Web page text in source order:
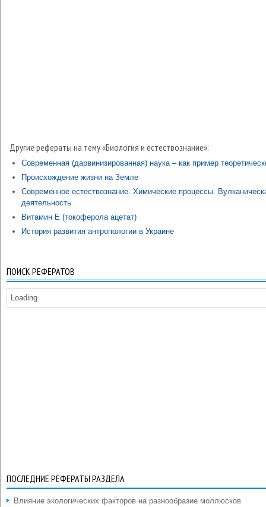
Другие рефераты на тему «Биология и естествознание»:
Современная (дарвинизированная) наука – как пример
Происхождение жизни на Земле
Современное естествознание. Химические процессы.
деятельность
Витамин E (токоферола ацетат)
История развития антропологии в Украине
ПОИСК РЕФЕРАТОВ
Loading
ПОСЛЕДНИЕ РЕФЕРАТЫ РАЗДЕЛА
Влияние экологических факторов на разнообразие моллюсков